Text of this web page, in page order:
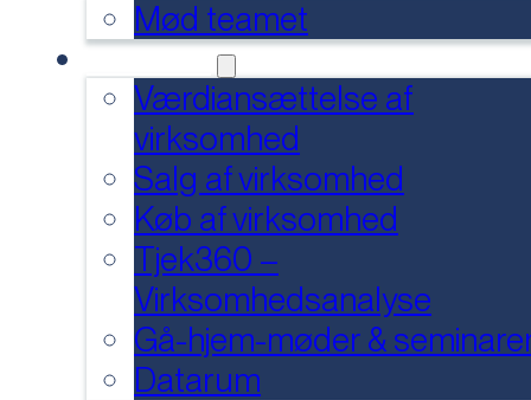
Mød teamet
Værdiansættelse af
virksomhed
Salg af virksomhed
Køb af virksomhed
Tjek360 –
Virksomhedsanalyse
Gå-hjem-møder &
Datarum